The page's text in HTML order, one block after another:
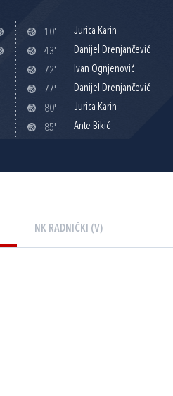
10'
Jurica Karin
43'
Danijel Drenjančević
72'
Ivan Ognjenović
77'
Danijel Drenjančević
80'
Jurica Karin
85'
Ante Bikić
NK RADNIČKI (V)